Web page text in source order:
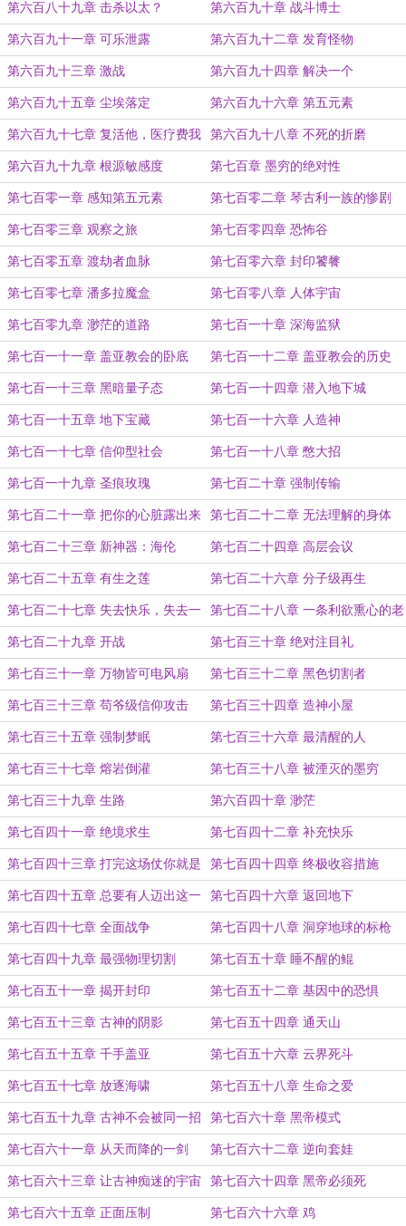
第六百八十九章 击杀以太？ 第六百九十章 战斗博士
第六百九十一章 可乐泄露 第六百九十二章 发育怪物
第六百九十三章 激战 第六百九十四章 解决一个
第六百九十五章 尘埃落定 第六百九十六章 第五元素
第六百九十七章 复活他，医疗费我
出
第六百九十八章 不死的折磨
第六百九十九章 根源敏感度 第七百章 墨穷的绝对性
第七百零一章 感知第五元素 第七百零二章 琴古利一族的惨剧
第七百零三章 观察之旅 第七百零四章 恐怖谷
第七百零五章 渡劫者血脉 第七百零六章 封印饕餮
第七百零七章 潘多拉魔盒 第七百零八章 人体宇宙
第七百零九章 渺茫的道路 第七百一十章 深海监狱
第七百一十一章 盖亚教会的卧底 第七百一十二章 盖亚教会的历史
第七百一十三章 黑暗量子态 第七百一十四章 潜入地下城
第七百一十五章 地下宝藏 第七百一十六章 人造神
第七百一十七章 信仰型社会 第七百一十八章 憋大招
第七百一十九章 圣痕玫瑰 第七百二十章 强制传输
第七百二十一章 把你的心脏露出来 第七百二十二章 无法理解的身体
第七百二十三章 新神器：海伦 第七百二十四章 高层会议
第七百二十五章 有生之莲 第七百二十六章 分子级再生
第七百二十七章 失去快乐，失去一
切
第七百二十八章 一条利欲熏心的老
狗
第七百二十九章 开战 第七百三十章 绝对注目礼
第七百三十一章 万物皆可电风扇 第七百三十二章 黑色切割者
第七百三十三章 苟爷级信仰攻击 第七百三十四章 造神小屋
第七百三十五章 强制梦眠 第七百三十六章 最清醒的人
第七百三十七章 熔岩倒灌 第七百三十八章 被湮灭的墨穷
第七百三十九章 生路 第六百四十章 渺茫
第七百四十一章 绝境求生 第七百四十二章 补充快乐
第七百四十三章 打完这场仗你就是
阐道者
第七百四十四章 终极收容措施
第七百四十五章 总要有人迈出这一
步
第七百四十六章 返回地下
第七百四十七章 全面战争 第七百四十八章 洞穿地球的标枪
第七百四十九章 最强物理切割 第七百五十章 睡不醒的鲲
第七百五十一章 揭开封印 第七百五十二章 基因中的恐惧
第七百五十三章 古神的阴影 第七百五十四章 通天山
第七百五十五章 千手盖亚 第七百五十六章 云界死斗
第七百五十七章 放逐海啸 第七百五十八章 生命之爱
第七百五十九章 古神不会被同一招
击败
第七百六十章 黑帝模式
第七百六十一章 从天而降的一剑 第七百六十二章 逆向套娃
第七百六十三章 让古神痴迷的宇宙 第七百六十四章 黑帝必须死
第七百六十五章 正面压制 第七百六十六章 鸡